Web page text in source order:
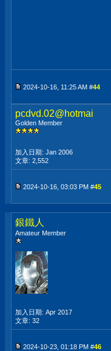
2024-10-16, 11:25 AM #44
pcdvd.02@hotmai
Golden Member
加入日期: Jan 2006
文章: 2,552
2024-10-16, 03:03 PM #45
銀鐵人
Amateur Member
加入日期: Apr 2017
文章: 32
2024-10-23, 01:18 PM #46